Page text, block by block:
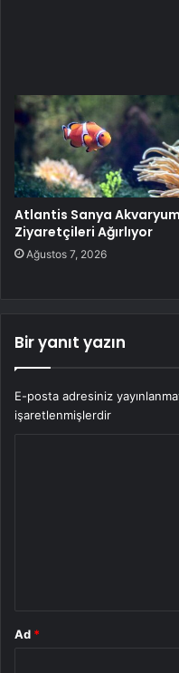
Atlantis Sanya
Ziyaretçileri Ağırlıyor
Ağustos 7, 2026
Bir yanıt yazın
E-posta adresiniz
işaretlenmişlerdir
Ad *